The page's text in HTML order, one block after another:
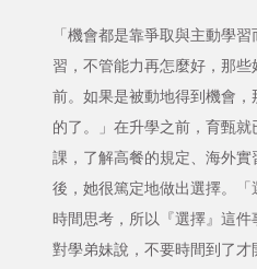
「機會都是靠爭取與主動學
習，不管能力再怎麼好，那
前。如果是被動地得到機會
的了。」在升學之前，育甄
課，了解高餐的規定、海外
後，她很篤定地做出選擇。
時間思考，所以『選擇』這
對學弟妹說，不要時間到了